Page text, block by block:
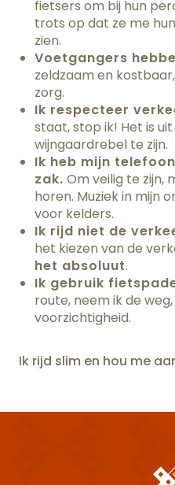
fietsers om bij hun
trots op dat ze me
zien.
Voetgangers
zeldzaam en
zorg.
Ik respecteer
staat, stop ik! Het is
wijngaardrebel te zijn.
Ik heb mijn
zak. Om veilig te zijn,
horen. Muziek in mijn
voor kelders.
Ik rijd niet de
het kiezen van de
het absoluut.
Ik gebruik
route, neem ik de
voorzichtigheid.
Ik rijd slim en hou me